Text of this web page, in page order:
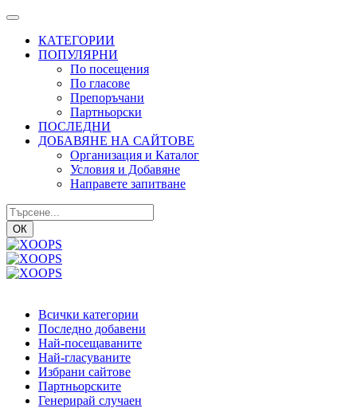
КАТЕГОРИИ
ПОПУЛЯРНИ
По посещения
По гласове
Препоръчани
Партньорски
ПОСЛЕДНИ
ДОБАВЯНЕ НА САЙТОВЕ
Организация и Каталог
Условия и Добавяне
Направете запитване
ОК
Всички категории
Последно добавени
Най-посещаваните
Най-гласуваните
Избрани сайтове
Партньорските
Генерирай случаен